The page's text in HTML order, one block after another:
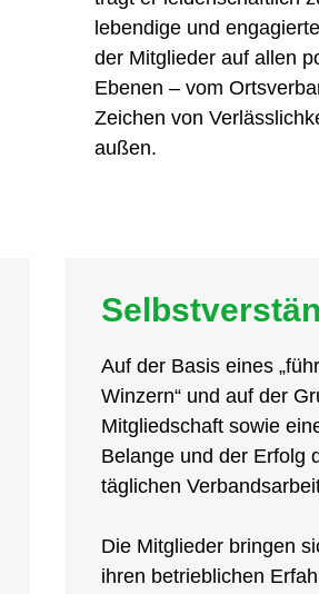
lebendige und
der Mitglieder auf allen
Ebenen – vom
Zeichen von
außen.
Auf der Basis eines
Winzern“ und auf der
Mitgliedschaft sowie
Belange und der Erfolg
täglichen
Die Mitglieder bringen
ihren betrieblichen